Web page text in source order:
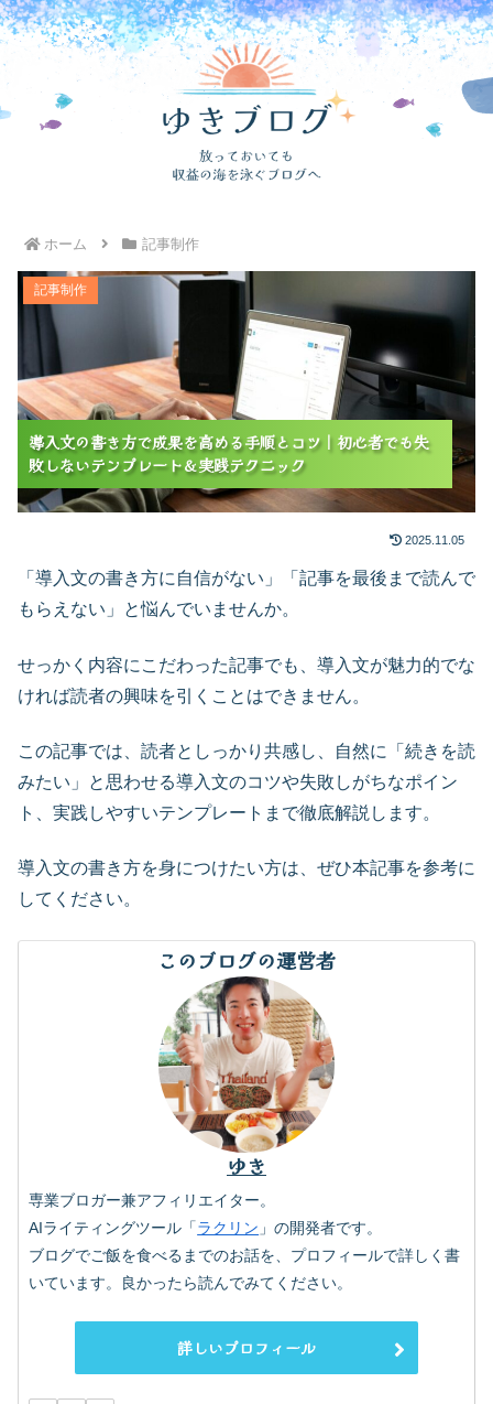
ホーム 記事制作
導入文の書き方で成果を高める手順とコツ｜初心者でも
失敗しないテンプレート＆実践テクニック
導入文の書き方で成果を高める手順とコツ｜初心者でも失
敗しないテンプレート＆実践テクニック
導入文の書き方で成果を高める手順とコツ｜初心者でも失
敗しないテンプレート＆実践テクニック
導入文の書き方で成果を高める手順とコツ｜初心者でも失
敗しないテンプレート＆実践テクニック
記事制作
2025.11.05
「導入文の書き方に自信がない」「記事を最後まで読んで
もらえない」と悩んでいませんか。
せっかく内容にこだわった記事でも、導入文が魅力的でな
ければ読者の興味を引くことはできません。
この記事では、読者としっかり共感し、自然に「続きを読
みたい」と思わせる導入文のコツや失敗しがちなポイン
ト、実践しやすいテンプレートまで徹底解説します。
導入文の書き方を身につけたい方は、ぜひ本記事を参考に
してください。
このブログの運営者
ゆき
専業ブロガー兼アフィリエイター。
AIライティングツール「ラクリン 」の開発者です。
ブログでご飯を食べるまでのお話を、プロフィールで詳しく書
いています。良かったら読んでみてください。
詳しいプロフィール